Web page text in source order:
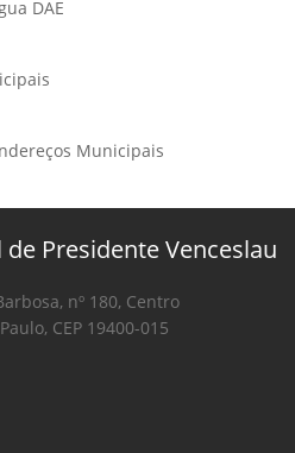
DAE
Municipais
Presidente Venceslau
nº 180, Centro
CEP 19400-015